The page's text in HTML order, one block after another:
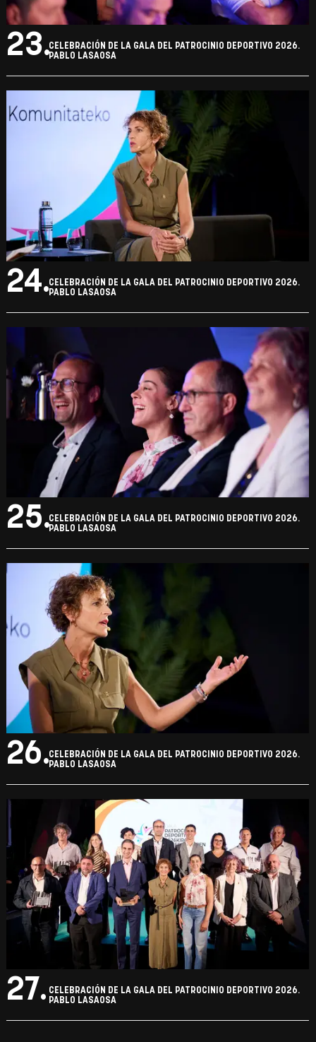
23.CELEBRACIÓN DE LA GALA DEL PATROCINIO DEPORTIVO 2026.
PABLO LASAOSA
24.CELEBRACIÓN DE LA GALA DEL PATROCINIO DEPORTIVO 2026.
PABLO LASAOSA
25.CELEBRACIÓN DE LA GALA DEL PATROCINIO DEPORTIVO 2026.
PABLO LASAOSA
26.CELEBRACIÓN DE LA GALA DEL PATROCINIO DEPORTIVO 2026.
PABLO LASAOSA
27. CELEBRACIÓN DE LA GALA DEL PATROCINIO DEPORTIVO 2026.
PABLO LASAOSA